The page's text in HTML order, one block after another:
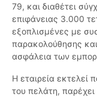
79, και διαθέτει
επιφάνειας 3.000
εξοπλισμένες με
παρακολούθησης
ασφάλεια των
Η εταιρεία εκτελεί
του πελάτη,